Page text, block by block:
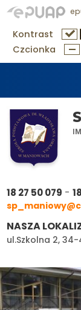
Kontrast
Czcionka
18 27 50 079 -
NASZA
ul.Szkolna 2,